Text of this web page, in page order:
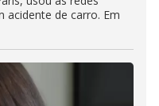
acidente de carro. Em